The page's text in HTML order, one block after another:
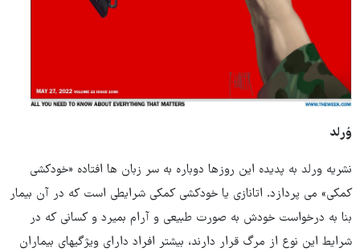
وُرلد
نشریه ورلد به پدیده این روزها دوباره به سر زبان ها افتاده «خودکشی
کمکی» می پردازد. اتانازی یا خودکشی کمکی شرایطی است که در آن بیمار
بنا به درخواست خودش به صورت طبیعی و آرام بمیرد و کسانی که در
شرایط این نوع از مرگ قرار دارند، بیشتر افراد دارای ویژگیهای بیماران